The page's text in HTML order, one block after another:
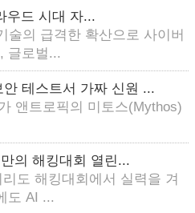
우드 시대 자...
술의 급격한 확산으로 사이버
글로벌...
테스트서 가짜 신원 ...
앤트로픽의 미토스(Mythos)
의 해킹대회 열린...
도 해킹대회에서 실력을 겨
도 AI ...